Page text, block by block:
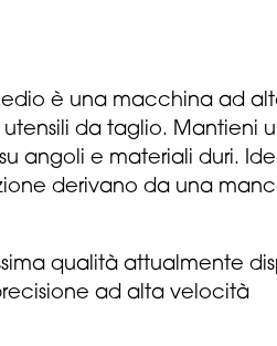
è una macchina ad
da taglio. Mantieni
angoli e materiali duri.
derivano da una
qualità attualmente
ad alta velocità